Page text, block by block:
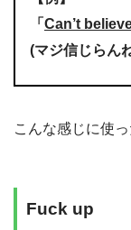
「 Can’t
(マジ信じらん
こんな感じに使っ
Fuck up